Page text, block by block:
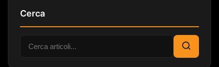
Cerca
Cerca:
Cerca